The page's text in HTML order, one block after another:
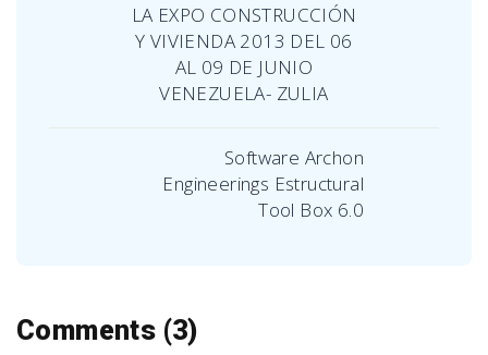
LA EXPO CONSTRUCCIÓN
Y VIVIENDA 2013 DEL 06
AL 09 DE JUNIO
VENEZUELA- ZULIA
Software Archon
Engineerings Estructural
Tool Box 6.0
Comments (3)